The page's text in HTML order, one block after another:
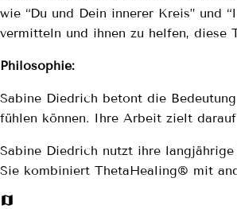
wie “Du und Dein innerer Kreis” und
vermitteln und ihnen zu helfen,
Philosophie:
Sabine Diedrich betont die
fühlen können. Ihre Arbeit zielt
Sabine Diedrich nutzt ihre
Sie kombiniert ThetaHealing® mit